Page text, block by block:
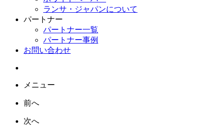
ランサ・ジャパンについて
パートナー
パートナー一覧
パートナー事例
お問い合わせ
メニュー
前へ
次へ